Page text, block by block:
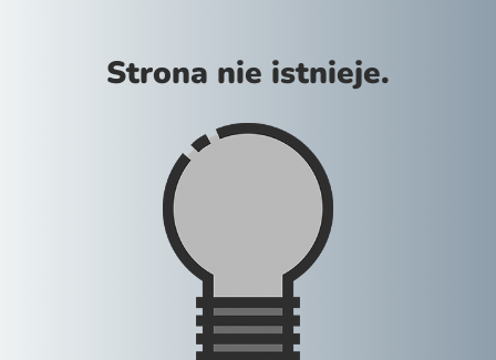
Strona nie istnieje.